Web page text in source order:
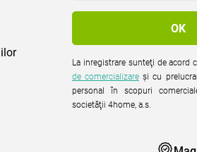
La inregistrare sunteţi de acord
de comercializare şi cu prelucrarea datelor cu caracter
personal în scopuri
societăţii 4home, a.s.